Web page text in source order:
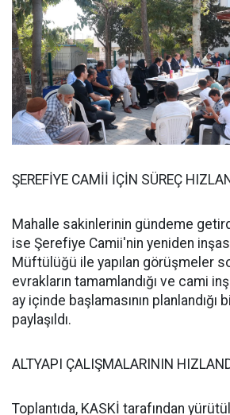
ŞEREFİYE CAMİİ İÇİN SÜREÇ
Mahalle sakinlerinin gündeme
ise Şerefiye Camii'nin yeniden
Müftülüğü ile yapılan görüşmeler
evrakların tamamlandığı ve cami
ay içinde başlamasının
paylaşıldı.
ALTYAPI ÇALIŞMALARININ
Toplantıda, KASKİ tarafından